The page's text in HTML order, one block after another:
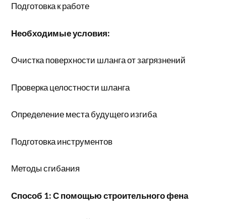
Подготовка к работе
Необходимые условия:
Очистка поверхности шланга от загрязнений
Проверка целостности шланга
Определение места будущего изгиба
Подготовка инструментов
Методы сгибания
Способ 1: С помощью строительного фена